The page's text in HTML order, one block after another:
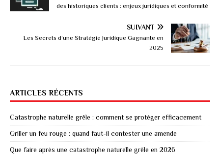
des historiques clients : enjeux juridiques et conformité
SUIVANT
Les Secrets d’une Stratégie Juridique Gagnante en
2025
ARTICLES RÉCENTS
Catastrophe naturelle grêle : comment se protéger efficacement
Griller un feu rouge : quand faut-il contester une amende
Que faire après une catastrophe naturelle grêle en 2026